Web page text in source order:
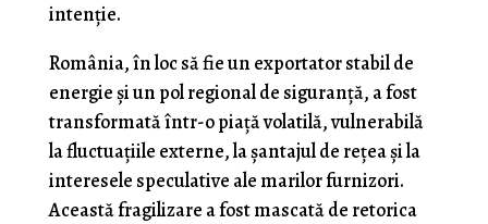
intenție.
România, în loc să fie un exportator stabil de
energie și un pol regional de siguranță, a fost
transformată într-o piață volatilă, vulnerabilă
la fluctuațiile externe, la șantajul de rețea și la
interesele speculative ale marilor furnizori.
Această fragilizare a fost mascată de retorica